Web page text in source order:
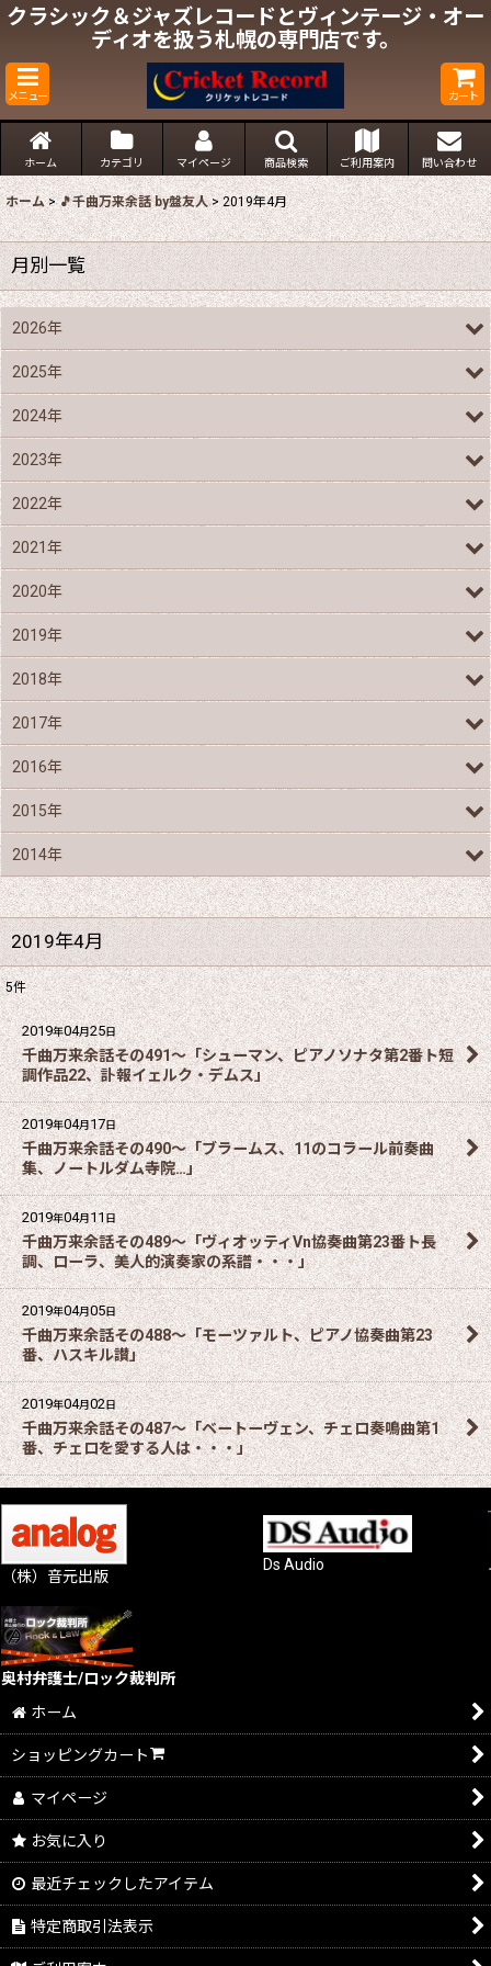
クラシック＆ジャズレコードとヴィンテージ・オー
ディオを扱う札幌の専門店です。
メニュー カート
ホーム カテゴリ マイページ 商品検索 ご利用案内 問い合わせ
ホーム > 🎵千曲万来余話 by盤友人 > 2019年4月
2019年4月
5件
2019年04月25日
千曲万来余話その491～「シューマン、ピアノソナタ第2番ト短
調作品22、訃報イェルク・デムス」
2019年04月17日
千曲万来余話その490～「ブラームス、11のコラール前奏曲
集、ノートルダム寺院…」
2019年04月 11日
千曲万来余話その489～「ヴィオッティVn協奏曲第23番ト長
調、ローラ、美人的演奏家の系譜・・・」
2019年04月05日
千曲万来余話その488～「モーツァルト、ピアノ協奏曲第23
番、ハスキル讃」
2019年04月02日
千曲万来余話その487～「ベートーヴェン、チェロ奏鳴曲第1
番、チェロを愛する人は・・・」
月別一覧
2026年
2025年
2024年
2023年
2022年
2021年
2020年
2019年
2018年
2017年
2016年
2015年
2014年
（株）音元出版
Ds Audio
奥村弁護士/ロック裁判所
ホーム
ショッピングカート
マイページ
お気に入り
最近チェックしたアイテム
特定商取引法表示